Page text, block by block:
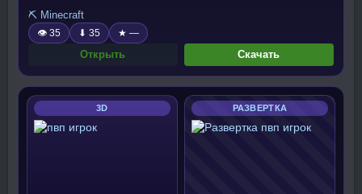
⛏️ Minecraft
👁 35 ⬇ 35 ★ —
Открыть Скачать
3D РАЗВЕРТКА